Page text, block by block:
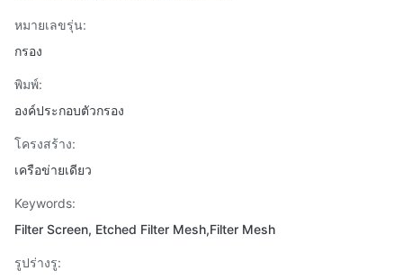
หมายเลขรุ่น:
กรอง
พิมพ์:
องค์ประกอบตัวกรอง
โครงสร้าง:
เครือข่ายเดียว
Keywords:
Filter Screen, Etched Filter Mesh,Filter Mesh
รูปร่างรู: